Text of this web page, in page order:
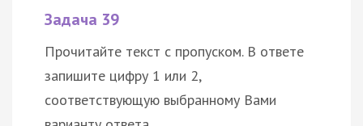
Задача 39
Прочитайте текст с пропуском. В ответе
запишите цифру 1 или 2,
соответствующую выбранному Вами